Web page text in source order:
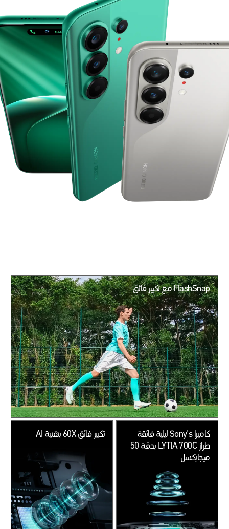
جميع النماذج مقارنة النماذج
Smart-Wearable
FlashSnap مع تكبير فائق
كاميرا Sony's ليلية فائقة
طراز LYTIA 700C بدقة 50
ميجابكسل
تكبير فائق 60X بتقنية AI